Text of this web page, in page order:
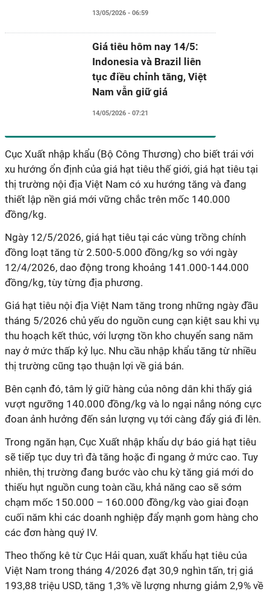
13/05/2026 - 06:59
Giá tiêu hôm nay 14/5:
Indonesia và Brazil liên
tục điều chỉnh tăng, Việt
Nam vẫn giữ giá
14/05/2026 - 07:21
Cục Xuất nhập khẩu (Bộ Công Thương) cho biết trái với
xu hướng ổn định của giá hạt tiêu thế giới, giá hạt tiêu tại
thị trường nội địa Việt Nam có xu hướng tăng và đang
thiết lập nền giá mới vững chắc trên mốc 140.000
đồng/kg.
Ngày 12/5/2026, giá hạt tiêu tại các vùng trồng chính
đồng loạt tăng từ 2.500-5.000 đồng/kg so với ngày
12/4/2026, dao động trong khoảng 141.000-144.000
đồng/kg, tùy từng địa phương.
Giá hạt tiêu nội địa Việt Nam tăng trong những ngày đầu
tháng 5/2026 chủ yếu do nguồn cung cạn kiệt sau khi vụ
thu hoạch kết thúc, với lượng tồn kho chuyển sang năm
nay ở mức thấp kỷ lục. Nhu cầu nhập khẩu tăng từ nhiều
thị trường cũng tạo thuận lợi về giá bán.
Bên cạnh đó, tâm lý giữ hàng của nông dân khi thấy giá
vượt ngưỡng 140.000 đồng/kg và lo ngại nắng nóng cực
đoan ảnh hưởng đến sản lượng vụ tới càng đẩy giá đi lên.
Trong ngăn hạn, Cục Xuất nhập khẩu dự báo giá hạt tiêu
sẽ tiếp tục duy trì đà tăng hoặc đi ngang ở mức cao. Tuy
nhiên, thị trường đang bước vào chu kỳ tăng giá mới do
thiếu hụt nguồn cung toàn cầu, khả năng cao sẽ sớm
chạm mốc 150.000 – 160.000 đồng/kg vào giai đoạn
cuối năm khi các doanh nghiệp đẩy mạnh gom hàng cho
các đơn hàng quý IV.
Theo thống kê từ Cục Hải quan, xuất khẩu hạt tiêu của
Việt Nam trong tháng 4/2026 đạt 30,9 nghìn tấn, trị giá
193,88 triệu USD, tăng 1,3% về lượng nhưng giảm 2,9% về